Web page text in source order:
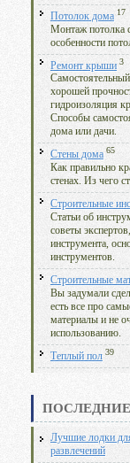
Потолок дома 17
Монтаж потолка
особенности
Ремонт крыши 3
хорошей
гидроизоляция
Способы
дома или дачи.
Стены дома 65
Как правильно
стенах. Из чего
Строительные
Статьи об
советы
инструмента,
инструментов.
Строительные
Вы задумали
есть все про
материалы и не
использованию.
Теплый пол 39
Лучшие лодки
развлечений